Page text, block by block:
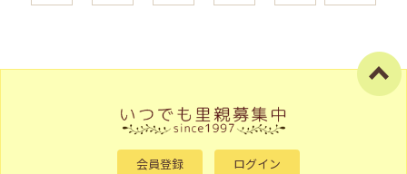
会員登録 ログイン